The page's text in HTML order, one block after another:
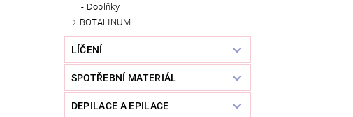
Doplňky
BOTALINUM
LÍČENÍ
SPOTŘEBNÍ MATERIÁL
DEPILACE A EPILACE